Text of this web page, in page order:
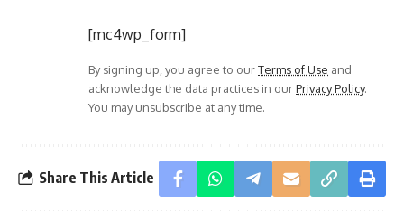
[mc4wp_form]
By signing up, you agree to ourTerms of Use and
acknowledge the data practices in ourPrivacy Policy.
You may unsubscribe at any time.
Share This Article